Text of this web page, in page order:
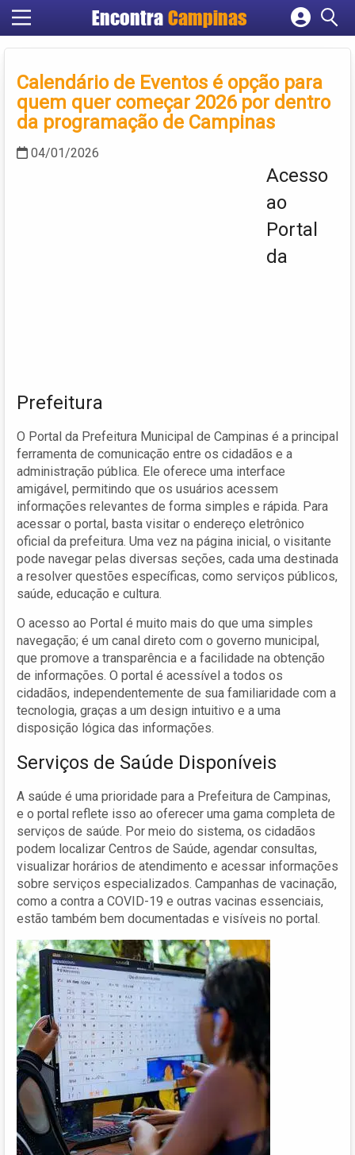
Encontra Campinas
Cadastrar empresa
Criar conta
Calendário de Eventos é opção para
quem quer começar 2026 por dentro
da programação de Campinas
04/01/2026
Acesso
ao
Portal
da
Prefeitura
O Portal da Prefeitura Municipal de Campinas é a principal
ferramenta de comunicação entre os cidadãos e a
administração pública. Ele oferece uma interface
amigável, permitindo que os usuários acessem
informações relevantes de forma simples e rápida. Para
acessar o portal, basta visitar o endereço eletrônico
oficial da prefeitura. Uma vez na página inicial, o visitante
pode navegar pelas diversas seções, cada uma destinada
a resolver questões específicas, como serviços públicos,
saúde, educação e cultura.
O acesso ao Portal é muito mais do que uma simples
navegação; é um canal direto com o governo municipal,
que promove a transparência e a facilidade na obtenção
de informações. O portal é acessível a todos os
cidadãos, independentemente de sua familiaridade com a
tecnologia, graças a um design intuitivo e a uma
disposição lógica das informações.
Serviços de Saúde Disponíveis
A saúde é uma prioridade para a Prefeitura de Campinas,
e o portal reflete isso ao oferecer uma gama completa de
serviços de saúde. Por meio do sistema, os cidadãos
podem localizar Centros de Saúde, agendar consultas,
visualizar horários de atendimento e acessar informações
sobre serviços especializados. Campanhas de vacinação,
como a contra a COVID-19 e outras vacinas essenciais,
estão também bem documentadas e visíveis no portal.